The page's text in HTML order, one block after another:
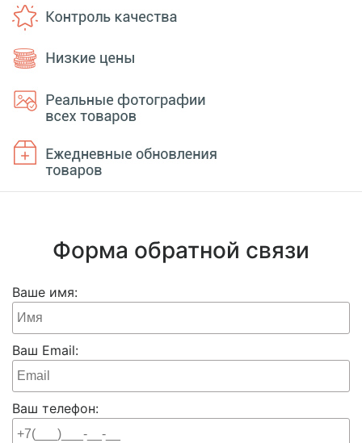
Форма обратной связи
Ваше имя:
Ваш Email:
Ваш телефон: